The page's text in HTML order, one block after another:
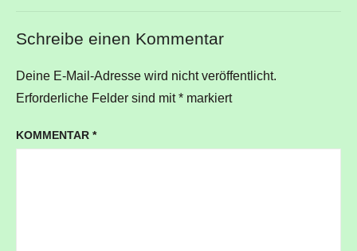
Schreibe einen Kommentar
Deine E-Mail-Adresse wird nicht veröffentlicht.
Erforderliche Felder sind mit* markiert
KOMMENTAR *